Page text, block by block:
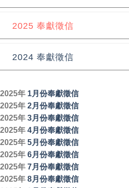
2025 奉獻徵信
2024 奉獻徵信
2025年 1月份奉獻徵信
2025年 2月份奉獻徵信
2025年 3月份奉獻徵信
2025年 4月份奉獻徵信
2025年 5月份奉獻徵信
2025年 6月份奉獻徵信
2025年 7月份奉獻徵信
2025年 8月份奉獻徵信